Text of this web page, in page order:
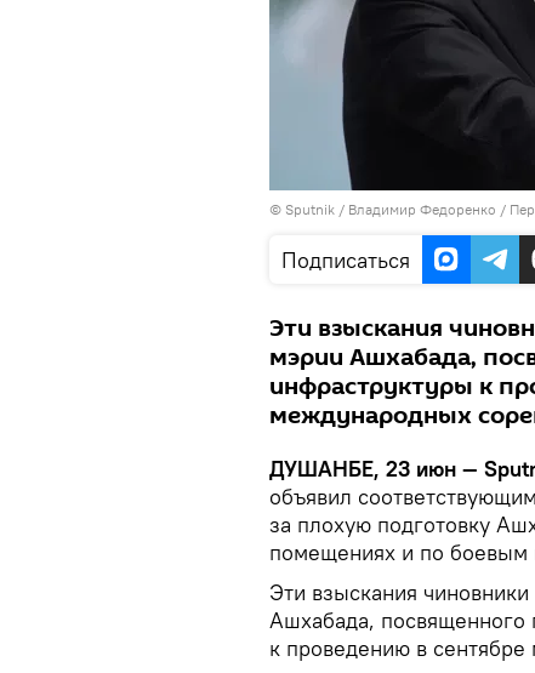
© Sputnik / Владимир Федоренко /
Подписаться
Эти взыскания
мэрии Ашхабада,
инфраструктуры к
международных
ДУШАНБЕ, 23 июн —
объявил
за плохую подготовку
помещениях и по
Эти взыскания
Ашхабада, посвященного
к проведению в